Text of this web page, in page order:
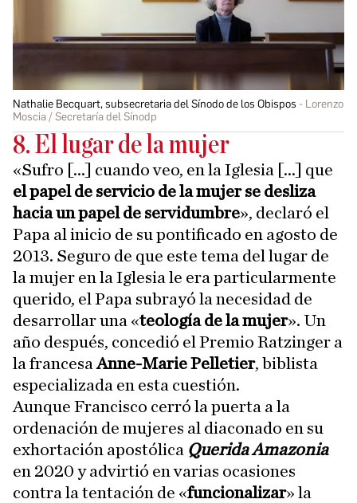
Nathalie Becquart, subsecretaria del Sínodo de los Obispos
Lorenzo
Moscia / Secretaría del Sínodp
8. El lugar de la mujer
«Sufro [...] cuando veo, en la Iglesia [...] que
el papel de servicio de la mujer se desliza
hacia un papel de servidumbre», declaró el
Papa al inicio de su pontificado en agosto de
2013. Seguro de que este tema del lugar de
la mujer en la Iglesia le era particularmente
querido, el Papa subrayó la necesidad de
desarrollar una «teología de la mujer». Un
año después, concedió el Premio Ratzinger a
la francesaAnne-Marie Pelletier, biblista
especializada en esta cuestión.
Aunque Francisco cerró la puerta a la
ordenación de mujeres al diaconado en su
exhortación apostólica Querida Amazonia
en 2020 y advirtió en varias ocasiones
contra la tentación de «funcionalizar» la